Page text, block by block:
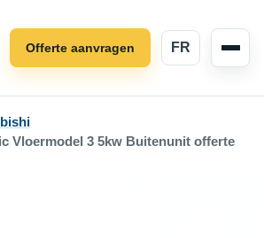
FR
Offerte aanvragen
Vloermodel 3 5kw Buitenunit offerte